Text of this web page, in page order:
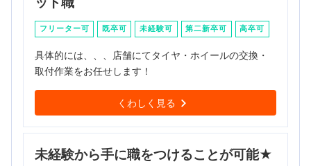
フリーター可 既卒可 未経験可 第二新卒可 高卒可
具体的には、、、店舗にてタイヤ・ホイールの交換・
取付作業をお任せします！
くわしく見る
未経験から手に職をつけることが可能★